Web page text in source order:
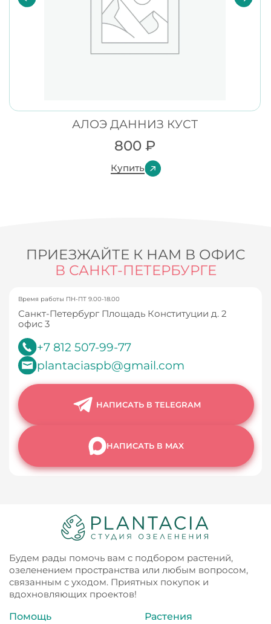
АЛОЭ ДАННИЗ КУСТ
800₽
Купить
ПРИЕЗЖАЙТЕ К НАМ В ОФИС
В САНКТ-ПЕТЕРБУРГЕ
Время работы ПН-ПТ 9.00-18.00
Санкт-Петербург Площадь Конституции д. 2
офис 3
+7 812 507-99-77
plantaciaspb@gmail.com
НАПИСАТЬ В TELEGRAM
НАПИСАТЬ В MAX
Будем рады помочь вам с подбором растений,
озеленением пространства или любым вопросом,
связанным с уходом. Приятных покупок и
вдохновляющих проектов!
Помощь
Растения